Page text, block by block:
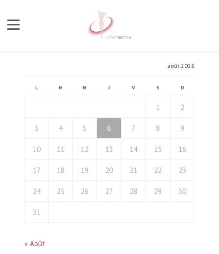
août 2026
L M M J V S D
1 2
3 4 5 6 7 8 9
10 11 12 13 14 15 16
17 18 19 20 21 22 23
24 25 26 27 28 29 30
31
« Août